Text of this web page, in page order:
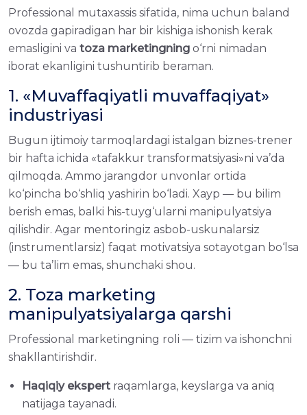
Professional mutaxassis sifatida, nima uchun baland
ovozda gapiradigan har bir kishiga ishonish kerak
emasligini va toza marketingning o‘rni nimadan
iborat ekanligini tushuntirib beraman.
1. «Muvaffaqiyatli muvaffaqiyat»
industriyasi
Bugun ijtimoiy tarmoqlardagi istalgan biznes-trener
bir hafta ichida «tafakkur transformatsiyasi»ni va’da
qilmoqda. Ammo jarangdor unvonlar ortida
ko‘pincha bo‘shliq yashirin bo‘ladi. Xayp — bu bilim
berish emas, balki his-tuyg‘ularni manipulyatsiya
qilishdir. Agar mentoringiz asbob-uskunalarsiz
(instrumentlarsiz) faqat motivatsiya sotayotgan bo‘lsa
— bu ta’lim emas, shunchaki shou.
2. Toza marketing
manipulyatsiyalarga qarshi
Professional marketingning roli — tizim va ishonchni
shakllantirishdir.
Haqiqiy ekspert raqamlarga, keyslarga va aniq
natijaga tayanadi.